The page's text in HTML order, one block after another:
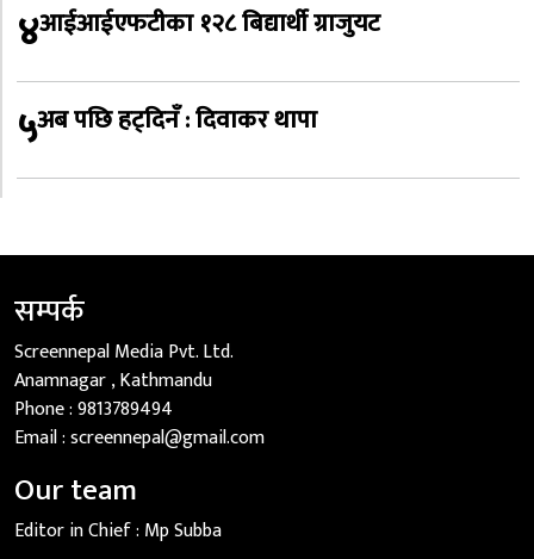
४आईआईएफटीका १२८ बिद्यार्थी ग्राजुयट
५अब पछि हट्दिनँ : दिवाकर थापा
सम्पर्क
Screennepal Media Pvt. Ltd.
Anamnagar , Kathmandu
Phone :9813789494
Email :screennepal@gmail.com
Our team
Editor in Chief : Mp Subba